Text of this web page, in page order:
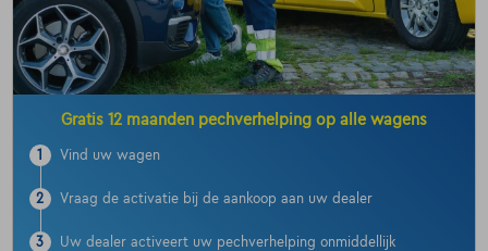
Gratis 12 maanden pechverhelping op alle wagens
1 Vind uw wagen
2 Vraag de activatie bij de aankoop aan uw dealer
3 Uw dealer activeert uw pechverhelping onmiddellijk